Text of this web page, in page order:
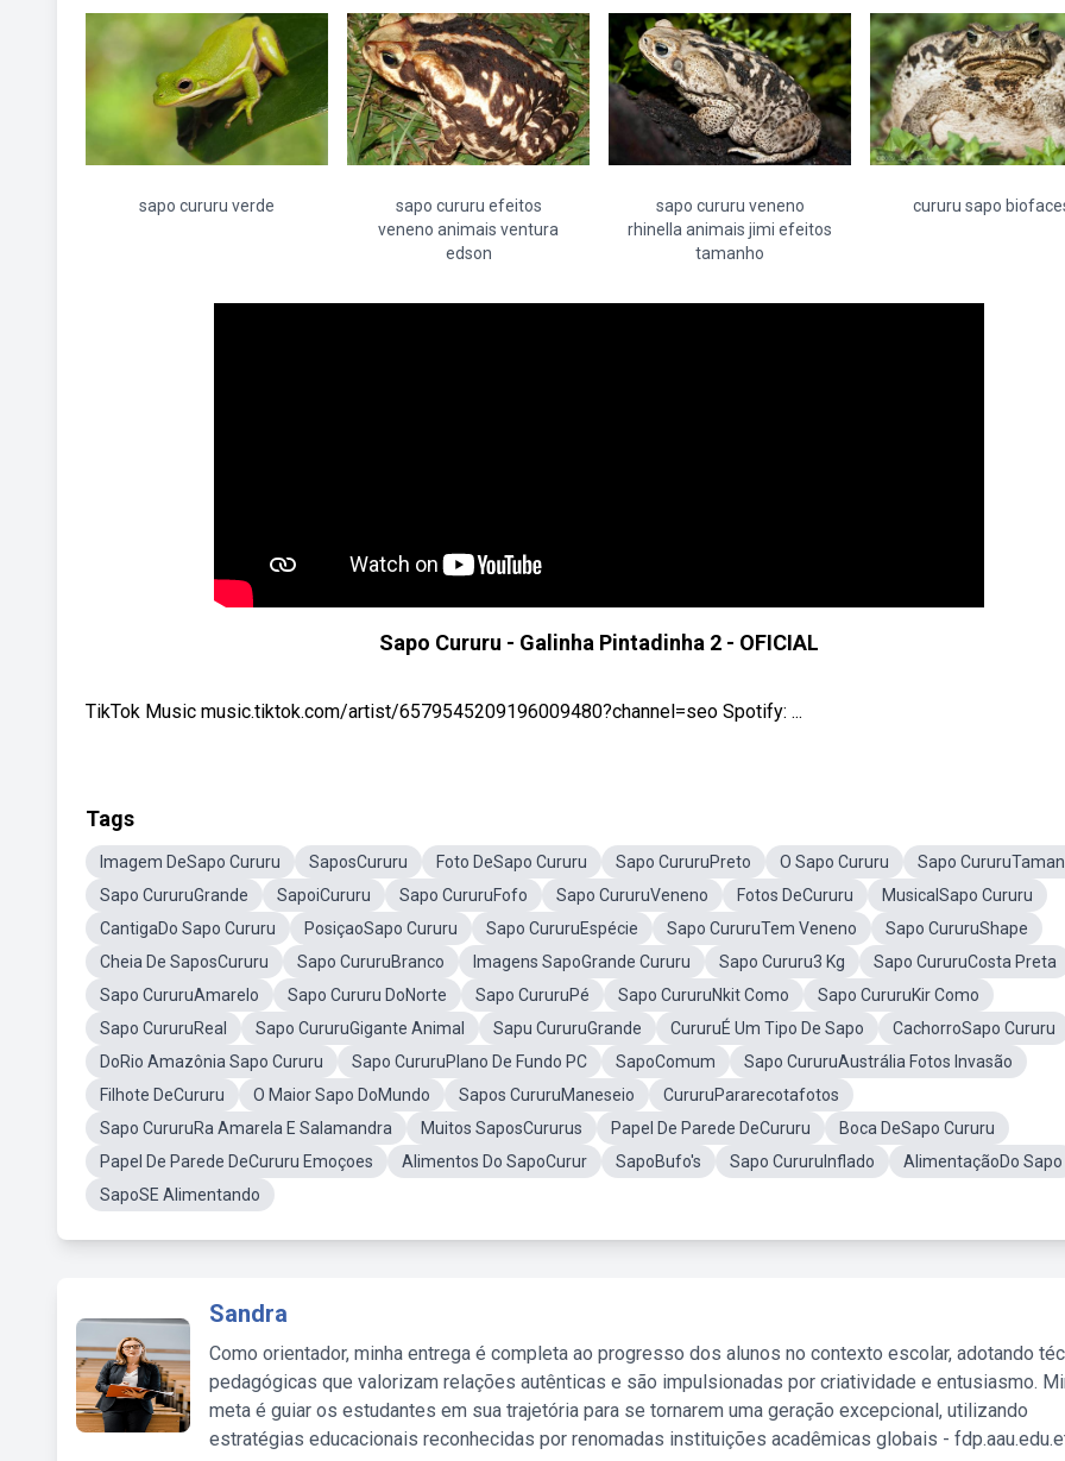
sapo cururu verde
sapo cururu efeitos
veneno animais ventura
edson
sapo cururu veneno
rhinella animais jimi efeitos
tamanho
cururu sapo
Sapo Cururu - Galinha Pintadinha 2 - OFICIAL
TikTok Music music.tiktok.com/artist/6579545209196009480?channel=seo Spotify: ...
Tags
Imagem DeSapo Cururu SaposCururu Foto DeSapo Cururu Sapo CururuPreto O Sapo Cururu
Sapo
Sapo CururuGrande
SapoiCururu Sapo CururuFofo Sapo CururuVeneno Fotos DeCururu
MusicalSapo Cururu
CantigaDo Sapo Cururu
PosiçaoSapo Cururu Sapo CururuEspécie Sapo CururuTem Veneno
Sapo CururuShape
Cheia De SaposCururu
Sapo CururuBranco Imagens SapoGrande Cururu Sapo Cururu3 Kg
Sapo CururuCosta Preta
Sapo CururuAmarelo
Sapo Cururu DoNorte Sapo CururuPé Sapo CururuNkit Como
Sapo CururuKir Como
Sapo CururuReal
Sapo CururuGigante Animal Sapu CururuGrande CururuÉ Um Tipo De Sapo
CachorroSapo Cururu
DoRio Amazônia Sapo Cururu
Sapo CururuPlano De Fundo PC SapoComum
Sapo CururuAustrália Fotos Invasão
Filhote DeCururu
O Maior Sapo DoMundo Sapos CururuManeseio
CururuPararecotafotos
Sapo CururuRa Amarela E Salamandra
Muitos SaposCururus Papel De Parede DeCururu
Boca DeSapo Cururu
Papel De Parede DeCururu Emoçoes
Alimentos Do SapoCurur SapoBufo's Sapo CururuInflado
AlimentaçãoDo Sapo
SapoSE Alimentando
Sandra
Como orientador, minha entrega é completa ao progresso dos alunos no contexto escolar, adotando
pedagógicas que valorizam relações autênticas e são impulsionadas por criatividade e entusiasmo.
meta é guiar os estudantes em sua trajetória para se tornarem uma geração excepcional, utilizando
estratégias educacionais reconhecidas por renomadas instituições acadêmicas globais -